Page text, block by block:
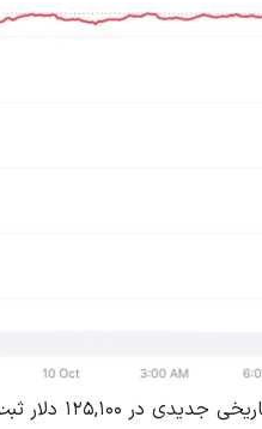
دلار ثبت کرده بود.